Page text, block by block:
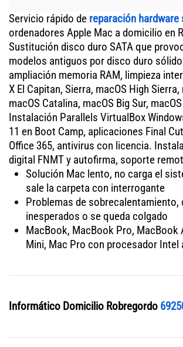
Servicio rápido de reparación
ordenadores Apple Mac a domicilio en
Sustitución disco duro SATA que
modelos antiguos por disco duro sólido
ampliación memoria RAM, limpieza
X El Capitan, Sierra, macOS High
macOS Catalina, macOS Big Sur,
Instalación Parallels VirtualBox
11 en Boot Camp, aplicaciones Final
Office 365, antivirus con licencia.
digital FNMT y autofirma, soporte
Solución Mac lento, no carga el
sale la carpeta con interrogante
Problemas de sobrecalentamiento,
inesperados o se queda colgado
MacBook, MacBook Pro, MacBook
Mini, Mac Pro con procesador Intel
Informático Domicilio Robregordo